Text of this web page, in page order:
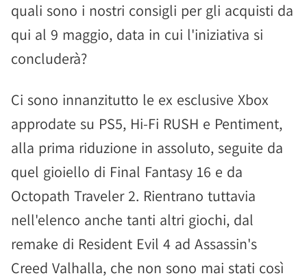
quali sono i nostri consigli per gli acquisti da
qui al 9 maggio, data in cui l'iniziativa si
concluderà?
Ci sono innanzitutto le ex esclusive Xbox
approdate su PS5, Hi-Fi RUSH e Pentiment,
alla prima riduzione in assoluto, seguite da
quel gioiello di Final Fantasy 16 e da
Octopath Traveler 2. Rientrano tuttavia
nell'elenco anche tanti altri giochi, dal
remake di Resident Evil 4 ad Assassin's
Creed Valhalla, che non sono mai stati così